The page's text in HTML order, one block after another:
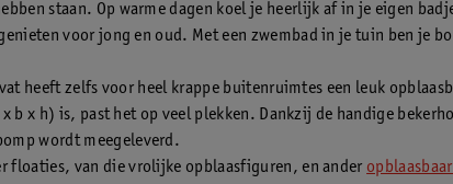
staan. Op warme dagen koel je heerlijk af in je eigen
voor jong en oud. Met een zwembad in je tuin ben je
heeft zelfs voor heel krappe buitenruimtes een leuk
b x h) is, past het op veel plekken. Dankzij de handige
wordt meegeleverd.
floaties, van die vrolijke opblaasfiguren, en ander